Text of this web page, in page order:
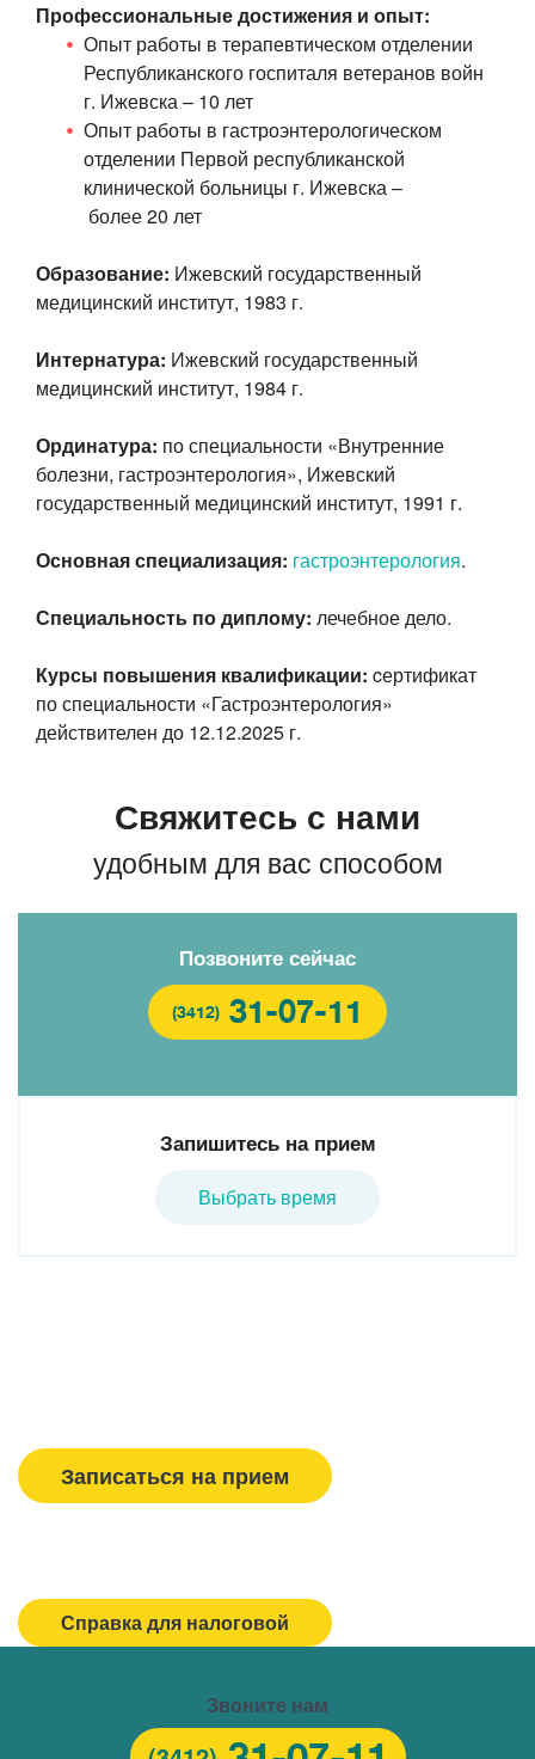
Профессиональные достижения и опыт:
Опыт работы в терапевтическом отделении
Республиканского госпиталя ветеранов войн
г. Ижевска – 10 лет
Опыт работы в гастроэнтерологическом
отделении Первой республиканской
клинической больницы г. Ижевска –
более 20 лет
Образование: Ижевский государственный
медицинский институт, 1983 г.
Интернатура: Ижевский государственный
медицинский институт, 1984 г.
Ординатура: по специальности «Внутренние
болезни, гастроэнтерология», Ижевский
государственный медицинский институт, 1991 г.
Основная специализация: гастроэнтерология.
Специальность по диплому: лечебное дело.
Курсы повышения квалификации: cертификат
по специальности «Гастроэнтерология»
действителен до 12.12.2025 г.
Свяжитесь с нами
удобным для вас способом
Позвоните сейчас
(3412) 31-07-11
Запишитесь на прием
Выбрать время
Записаться на прием
Справка для налоговой
Звоните нам